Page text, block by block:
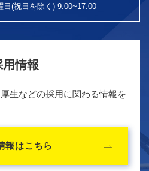
(祝日を除く) 9:00~17:00
用情報
生などの採用に関わる情報を
報はこちら